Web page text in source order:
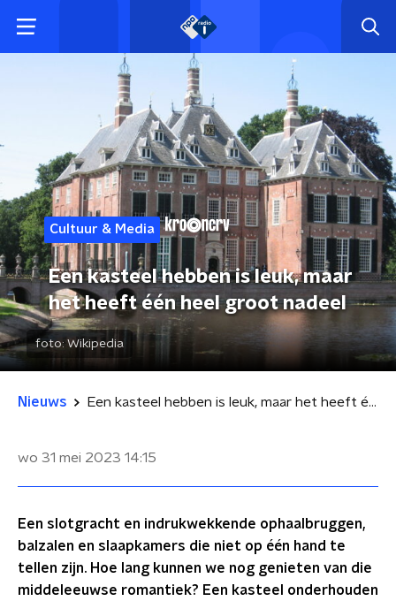
Cultuur & Media
Een kasteel hebben is leuk, maar
het heeft één heel groot nadeel
foto: Wikipedia
Nieuws Een kasteel hebben is leuk, maar het heeft één heel groot nadeel
wo 31 mei 2023 14:15
Een slotgracht en indrukwekkende ophaalbruggen,
balzalen en slaapkamers die niet op één hand te
tellen zijn. Hoe lang kunnen we nog genieten van die
middeleeuwse romantiek? Een kasteel onderhouden